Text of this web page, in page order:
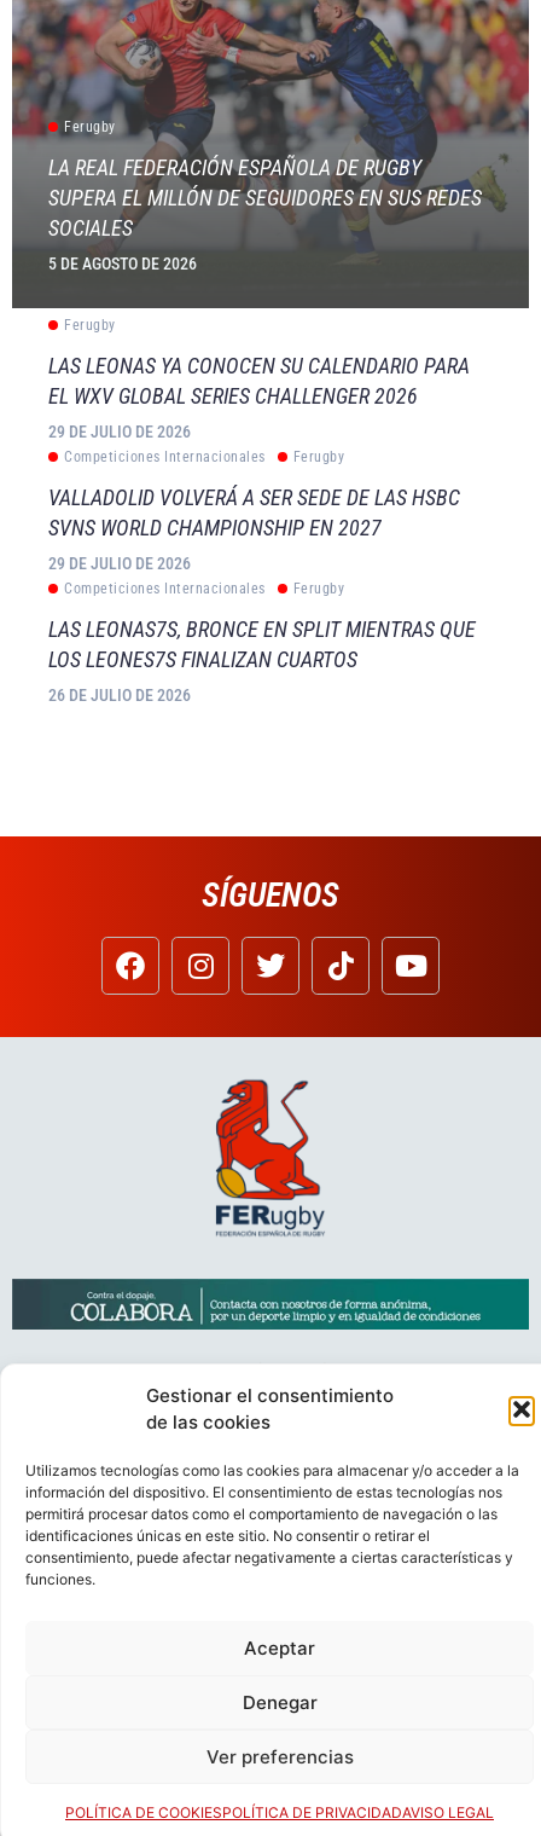
Gestionar el consentimiento
de las cookies
Utilizamos tecnologías como las cookies para almacenar y/o acceder a la
información del dispositivo. El consentimiento de estas tecnologías nos
permitirá procesar datos como el comportamiento de navegación o las
identificaciones únicas en este sitio. No consentir o retirar el
consentimiento, puede afectar negativamente a ciertas características y
funciones.
Aceptar
Denegar
Ver preferencias
POLÍTICA DE COOKIESPOLÍTICA DE PRIVACIDADAVISO LEGAL
Ferugby
LA REAL FEDERACIÓN ESPAÑOLA DE RUGBY
SUPERA EL MILLÓN DE SEGUIDORES EN SUS REDES
SOCIALES
5 DE AGOSTO DE 2026
Ferugby
LAS LEONAS YA CONOCEN SU CALENDARIO PARA
EL WXV GLOBAL SERIES CHALLENGER 2026
29 DE JULIO DE 2026
Competiciones Internacionales Ferugby
VALLADOLID VOLVERÁ A SER SEDE DE LAS HSBC
SVNS WORLD CHAMPIONSHIP EN 2027
29 DE JULIO DE 2026
Competiciones Internacionales Ferugby
LAS LEONAS7S, BRONCE EN SPLIT MIENTRAS QUE
LOS LEONES7S FINALIZAN CUARTOS
26 DE JULIO DE 2026
SÍGUENOS
VIDEOCONFERENCIAS
POLÍTICA DE PRIVACIDAD
POLÍTICA DE COOKIESPOLÍTICA DE VENTASAVISO LEGAL
CONTACTO
© FEDERACIÓN ESPAÑOLA DE RUGBY 2023.